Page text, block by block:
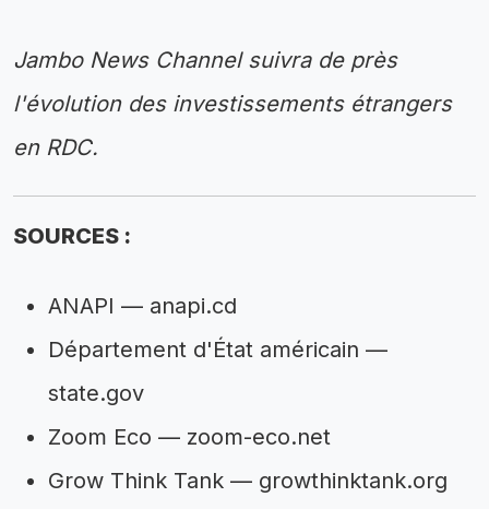
Jambo News Channel suivra de près
l'évolution des investissements étrangers
en RDC.
SOURCES :
ANAPI — anapi.cd
Département d'État américain —
state.gov
Zoom Eco — zoom-eco.net
Grow Think Tank — growthinktank.org